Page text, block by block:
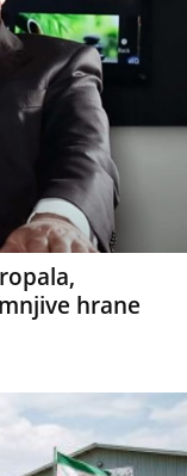
hrane